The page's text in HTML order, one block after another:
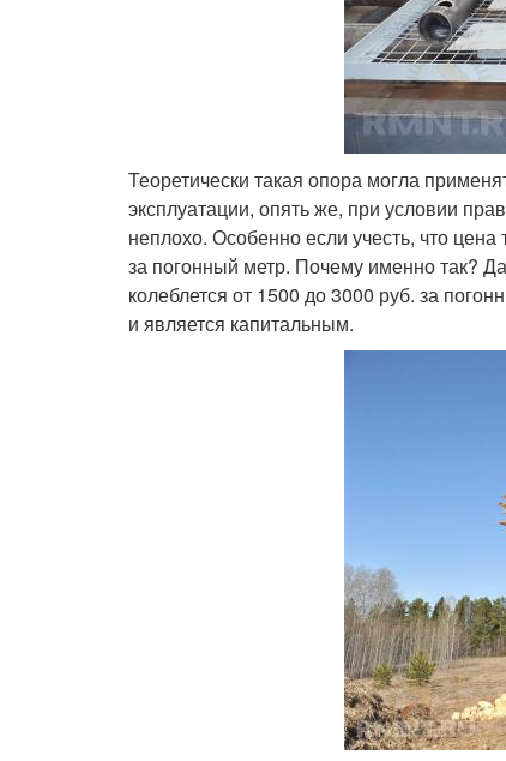
Теоретически такая опора могла
эксплуатации, опять же, при условии
неплохо. Особенно если учесть, что
за погонный метр. Почему именно так?
колеблется от 1500 до 3000 руб. за
и является капитальным.